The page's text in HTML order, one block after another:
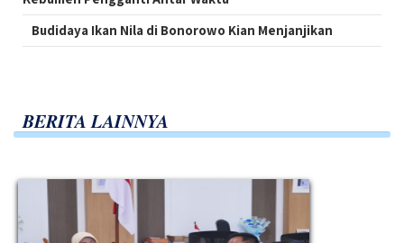
Budidaya Ikan Nila di Bonorowo Kian Menjanjikan
BERITA LAINNYA